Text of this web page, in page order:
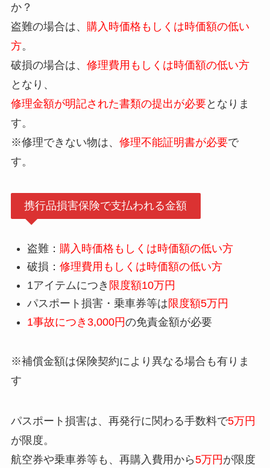
か？
盗難の場合は、 購入時価格もしくは時価額の低い
方。
破損の場合は、 修理費用もしくは時価額の低い方
となり、
修理金額が明記された書類の提出が必要となりま
す。
※修理できない物は、 修理不能証明書が必要で
す。
携行品損害保険で支払われる金額
盗難： 購入時価格もしくは時価額の低い方
破損： 修理費用もしくは時価額の低い方
1アイテムにつき 限度額10万円
パスポート損害・乗車券等は 限度額5万円
1事故につき3,000円の免責金額が必要
※補償金額は保険契約により異なる場合も有りま
す
パスポート損害は、再発行に関わる手数料で5万円
が限度。
航空券や乗車券等も、再購入費用から5万円 が限度